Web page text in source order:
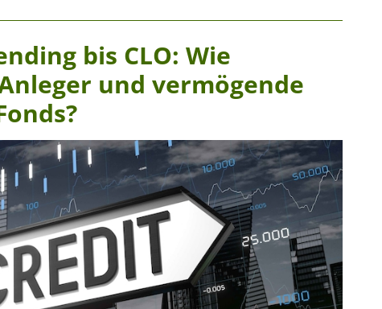
bis CLO: Wie
und vermögende